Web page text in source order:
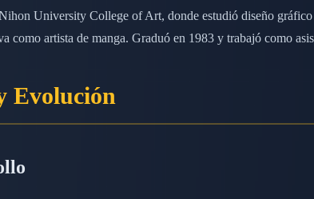
University College of Art, donde estudió diseño
como artista de manga. Graduó en 1983 y trabajó como
Evolución